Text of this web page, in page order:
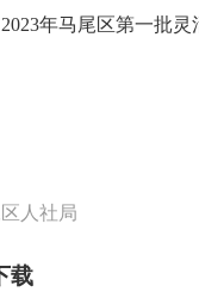
年马尾区第一
人社局
载